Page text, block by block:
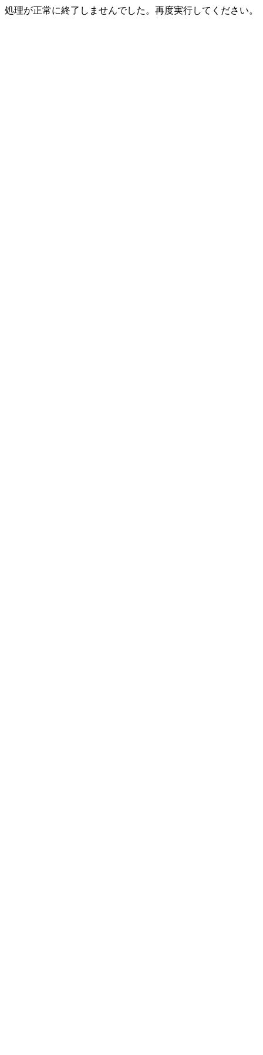
処理が正常に終了しませんでした。再度実行してください。